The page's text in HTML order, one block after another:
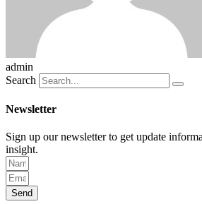
admin
Search
Newsletter
Sign up our newsletter to get update
insight.
Send